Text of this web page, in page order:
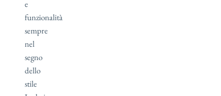
e
funzionalità
sempre
nel
segno
dello
stile